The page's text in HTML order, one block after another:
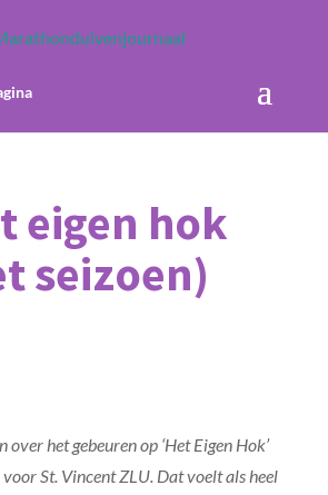
eigen hok
seizoen)
over het gebeuren op ‘Het Eigen Hok’
St. Vincent ZLU. Dat voelt als heel